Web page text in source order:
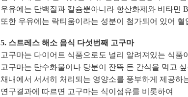
우유에는 단백질과 칼슘뿐아니라 항산화제와 비타민
또한 우유에는 락티움이라는 성분이 첨가되어 있어
5. 스트레스 해소 음식 다섯번째 고구마
고구마는 다이어트 식품으로도 널리 알려져있는 식품
고구마는 탄수화물이나 당분이 잔뜩 든 간식을 먹고
채내에서 서서히 처리되는 영양소를 풍부하게 제공하
연구결과에 따르면 고구마는 식이섬유를 비롯하여